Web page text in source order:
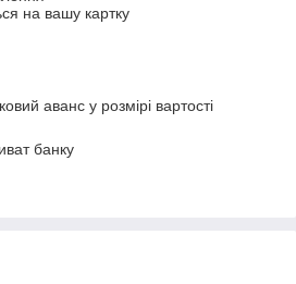
на вашу картку
аванс у розмірі вартості
банку